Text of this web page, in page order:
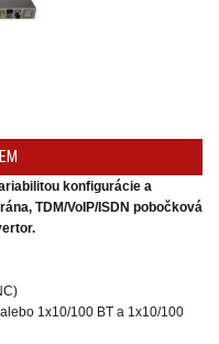
konfigurácie a
TDM/VoIP/ISDN pobočková
1x10/100 BT a 1x10/100